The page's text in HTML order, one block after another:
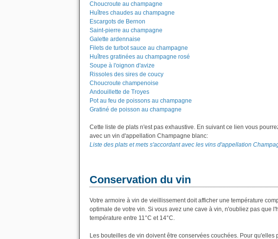
Choucroute au champagne
Huîtres chaudes au champagne
Escargots de Bernon
Saint-pierre au champagne
Galette ardennaise
Filets de turbot sauce au champagne
Huîtres gratinées au champagne rosé
Soupe à l'oignon d'avize
Rissoles des sires de coucy
Choucroute champenoise
Andouillette de Troyes
Pot au feu de poissons au champagne
Gratiné de poisson au champagne
Cette liste de plats n'est pas exhaustive. En suivant ce lien vous
avec un vin d'appellation Champagne blanc:
Liste des plats et mets s'accordant avec les vins d'appellation
Conservation du vin
Votre armoire à vin de vieillissement doit afficher une température
optimale de votre vin. Si vous avez une cave à vin, n'oubliez pas que
température entre 11°C et 14°C.
Les bouteilles de vin doivent être conservées couchées. Pour